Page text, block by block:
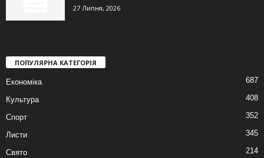
27 Липня, 2026
ПОПУЛЯРНА КАТЕГОРІЯ
Економіка 687
Культура 408
Спорт 352
Листи 345
Свято 214